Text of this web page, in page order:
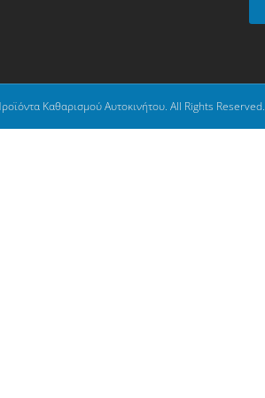
Καθαρισμού Αυτοκινήτου. All Rights Reserved.